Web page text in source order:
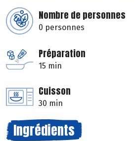
Nombre de personnes
0 personnes
Préparation
15 min
Cuisson
30 min
Ingrédients